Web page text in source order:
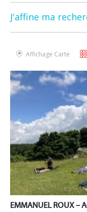
J'affine ma
Affichage Carte
EMMANUEL ROUX –